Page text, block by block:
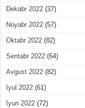
Dekabr 2022 (37)
Noyabr 2022 (57)
Oktabr 2022 (82)
Sentabr 2022 (64)
Avgust 2022 (82)
Iyul 2022 (61)
Iyun 2022 (72)